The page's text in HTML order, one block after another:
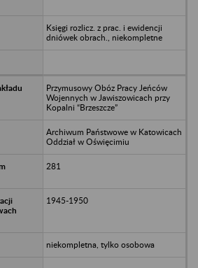
Księgi rozlicz. z prac. i ewidencji
dniówek obrach., niekompletne
Przymusowy Obóz Pracy Jeńców
Wojennych w Jawiszowicach przy
Kopalni “Brzeszcze”
Archiwum Państwowe w Katowicach
Oddział w Oświęcimiu
281
1945-1950
niekompletna, tylko osobowa